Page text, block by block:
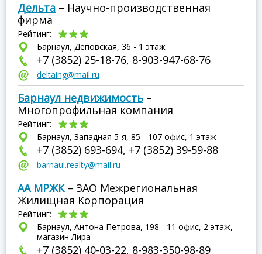
Дельта – Научно-производственная
фирма
Рейтинг:
Барнаул, Деповская, 36 - 1 этаж
+7 (3852) 25-18-76, 8-903-947-68-76
deltaing@mail.ru
Барнаул недвижимость –
Многопрофильная компания
Рейтинг:
Барнаул, Западная 5-я, 85 - 107 офис, 1 этаж
+7 (3852) 693-694, +7 (3852) 39-59-88
barnaul.realty@mail.ru
АА МРЖК– ЗАО Межрегиональная
Жилищная Корпорация
Рейтинг:
Барнаул, Антона Петрова, 198 - 11 офис, 2 этаж,
магазин Лира
+7 (3852) 40-03-22, 8-983-350-98-89